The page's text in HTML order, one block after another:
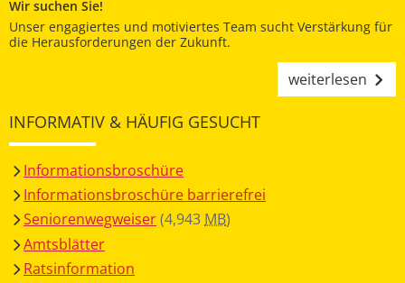
Wir suchen Sie!
Unser engagiertes und motiviertes Team sucht Verstärkung für
die Herausforderungen der Zukunft.
weiterlesen
INFORMATIV & HÄUFIG GESUCHT
Informationsbroschüre
Informationsbroschüre barrierefrei
Seniorenwegweiser(4,943 MB)
Amtsblätter
Ratsinformation